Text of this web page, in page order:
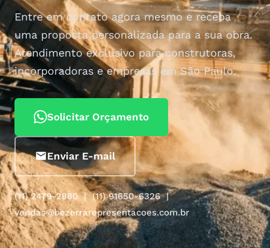
Entre em contato agora mesmo e receba
uma proposta personalizada para a sua obra.
Atendimento exclusivo para construtoras,
incorporadoras e empresas em São Paulo.
Solicitar Orçamento
Enviar E-mail
(11) 2479-2880 | (11) 91650-6326 |
vendas@bezerrarepresentacoes.com.br